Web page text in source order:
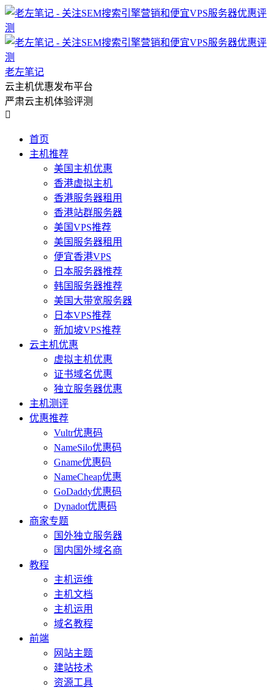
老左笔记
云主机优惠发布平台
严肃云主机体验评测

首页
主机推荐
美国主机优惠
香港虚拟主机
香港服务器租用
香港站群服务器
美国VPS推荐
美国服务器租用
便宜香港VPS
日本服务器推荐
韩国服务器推荐
美国大带宽服务器
日本VPS推荐
新加坡VPS推荐
云主机优惠
虚拟主机优惠
证书域名优惠
独立服务器优惠
主机测评
优惠推荐
Vultr优惠码
NameSilo优惠码
Gname优惠码
NameCheap优惠
GoDaddy优惠码
Dynadot优惠码
商家专题
国外独立服务器
国内国外域名商
教程
主机运维
主机文档
主机运用
域名教程
前端
网站主题
建站技术
资源工具